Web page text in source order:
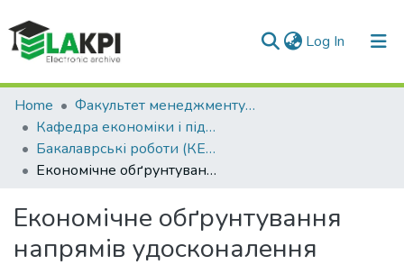
Log In (current)
Communities & Collections
All of DSpace
Statistics
Home
Факультет менеджменту та маркетингу (ФММ)
Кафедра економіки і підприємництва (КЕП)
Бакалаврські роботи (КЕП)
Економічне обґрунтування напрямів удосконалення системи управління персоналом на підприємстві (на прикладі ПрАТ «ВФ УКРАЇНА»)
Економічне обґрунтування
напрямів удосконалення